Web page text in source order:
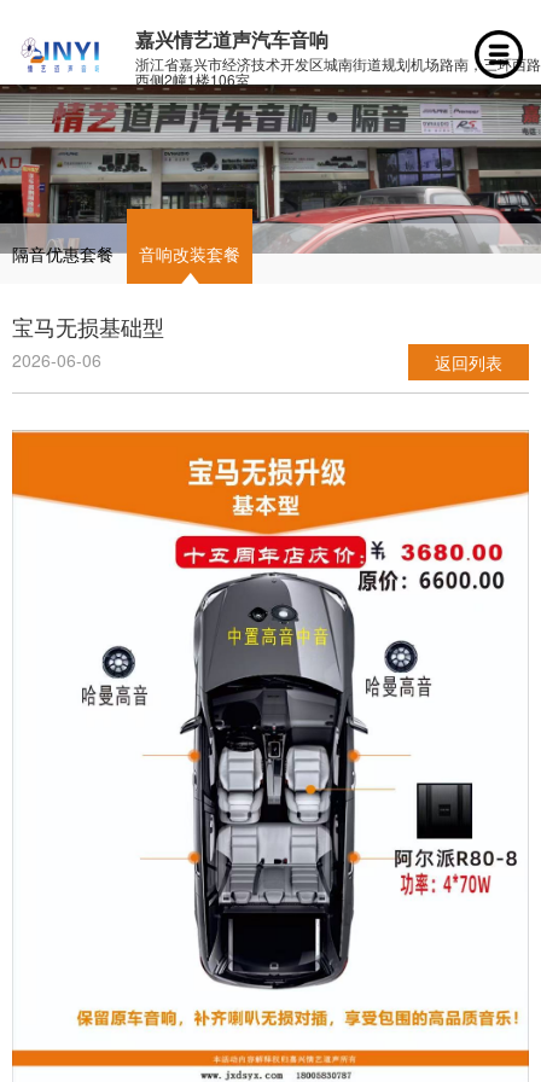
嘉兴情艺道声汽车音响
浙江省嘉兴市经济技术开发区城南街道规划机场路南，三环西路
西侧2幢1楼106室
隔音优惠套餐 音响改装套餐
宝马无损基础型
2026-06-06 返回列表